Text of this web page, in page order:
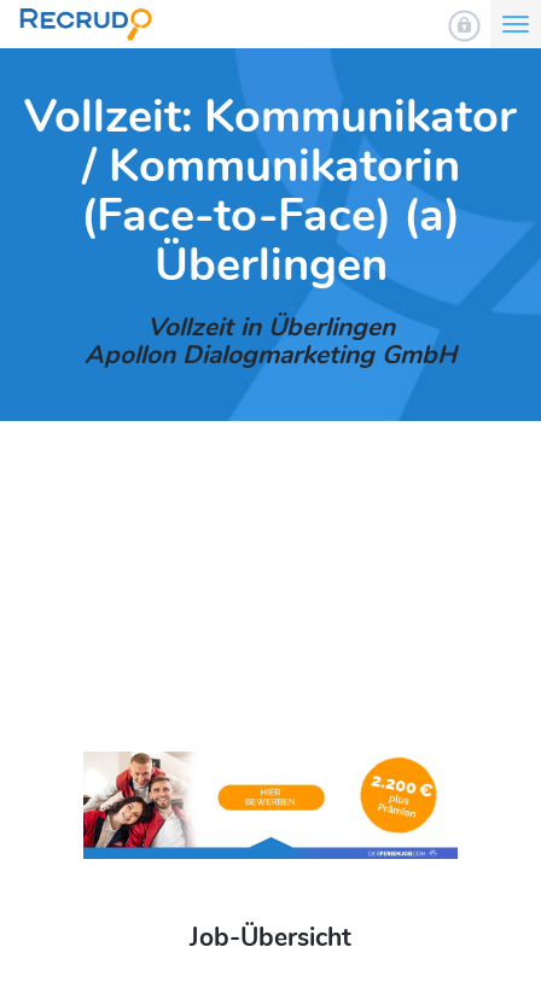
Vollzeit: Kommunikator
/ Kommunikatorin
(Face-to-Face) (a)
Überlingen
Vollzeit in Überlingen
Apollon Dialogmarketing GmbH
Job-Übersicht